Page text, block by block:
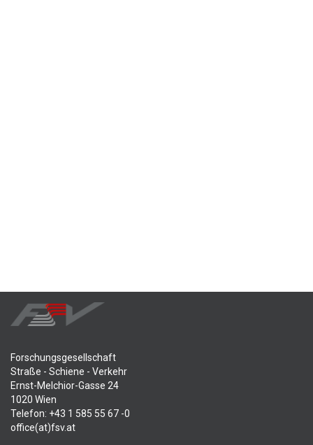
Forschungsgesellschaft
Straße - Schiene - Verkehr
Ernst-Melchior-Gasse 24
1020 Wien
Telefon: +43 1 585 55 67 -0
office(at)fsv.at